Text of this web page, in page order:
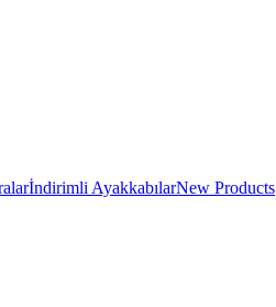
İndirimli AyakkabılarNew Products